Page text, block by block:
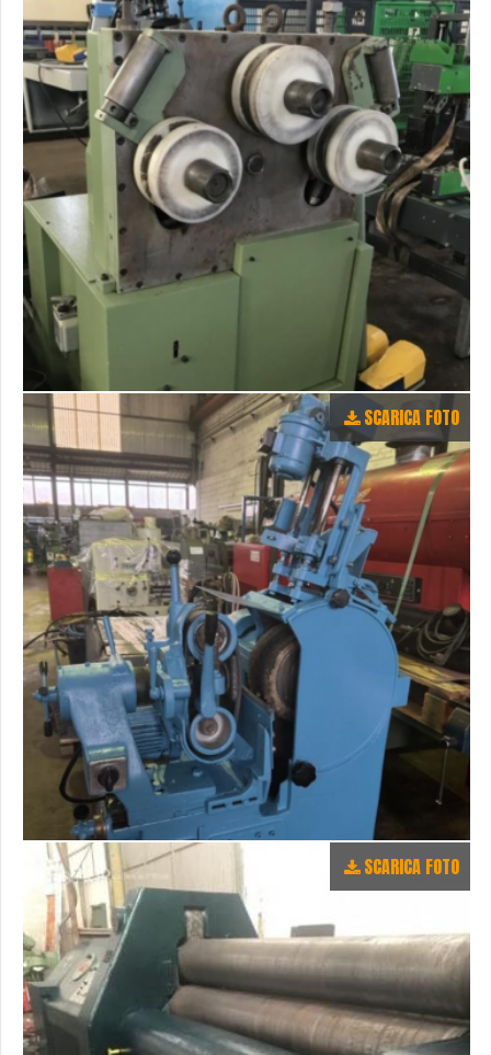
SCARICA FOTO
SCARICA FOTO